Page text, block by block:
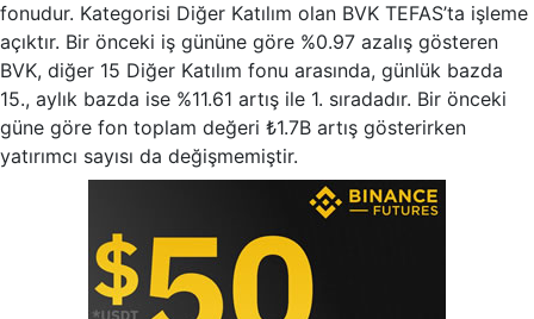
fonudur. Kategorisi Diğer Katılım olan BVK TEFAS’ta işleme
açıktır. Bir önceki iş gününe göre %0.97 azalış gösteren
BVK, diğer 15 Diğer Katılım fonu arasında, günlük bazda
15., aylık bazda ise %11.61 artış ile 1. sıradadır. Bir önceki
güne göre fon toplam değeri ₺1.7B artış gösterirken
yatırımcı sayısı da değişmemiştir.